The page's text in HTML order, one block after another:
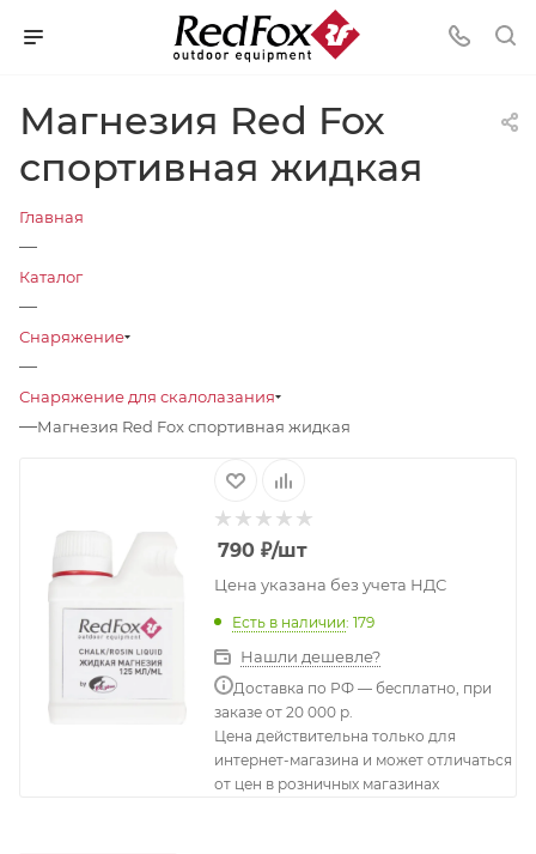
Магнезия Red Fox
спортивная жидкая
Главная
—
Каталог
—
Снаряжение
—
Снаряжение для скалолазания
—Магнезия Red Fox спортивная жидкая
790₽/шт
Цена указана без учета НДС
Есть в наличии: 179
Нашли дешевле?
Доставка по РФ — бесплатно, при
заказе от 20 000 р.
Цена действительна только для
интернет-магазина и может отличаться
от цен в розничных магазинах